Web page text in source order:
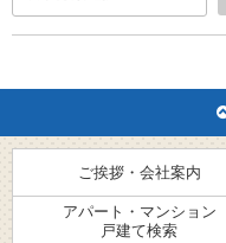
ご挨拶・会社案内
アパート・マンション
戸建て検索